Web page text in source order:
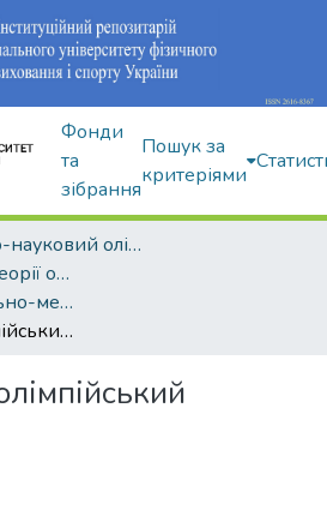
Фонди
та
зібрання
Пошук за
критеріями
Навчально-науковий олімпійський інститут
Кафедра історії і теорії олімпійського спорту
Навчальні, навчально-методичні видання
Твій перший олімпійський путівник